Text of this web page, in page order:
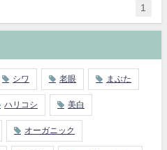
1
シワ 老眼 まぶた
ハリコシ 美白
オーガニック